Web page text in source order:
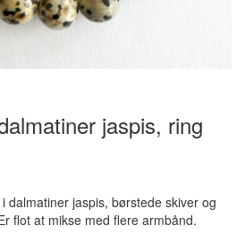
jaspis, ring
dalmatiner jaspis, børstede skiver og
flot at mikse med flere armbånd.